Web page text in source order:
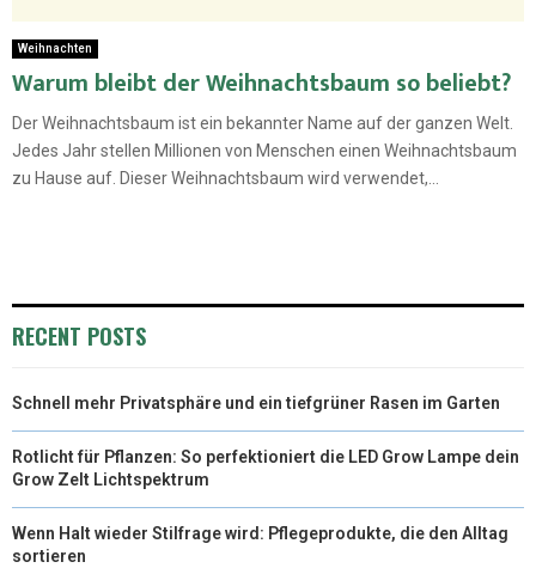
Weihnachten
Warum bleibt der Weihnachtsbaum so beliebt?
Der Weihnachtsbaum ist ein bekannter Name auf der ganzen Welt.
Jedes Jahr stellen Millionen von Menschen einen Weihnachtsbaum
zu Hause auf. Dieser Weihnachtsbaum wird verwendet,...
RECENT POSTS
Schnell mehr Privatsphäre und ein tiefgrüner Rasen im Garten
Rotlicht für Pflanzen: So perfektioniert die LED Grow Lampe dein
Grow Zelt Lichtspektrum
Wenn Halt wieder Stilfrage wird: Pflegeprodukte, die den Alltag
sortieren